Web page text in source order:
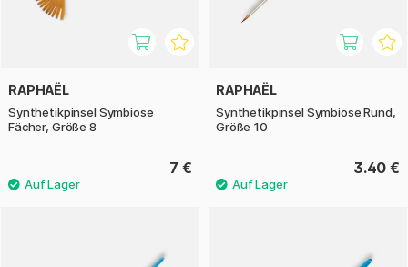
RAPHAËL
Synthetikpinsel Symbiose
Fächer, Größe 8
7 €
RAPHAËL
Synthetikpinsel Symbiose Rund,
Größe 10
3.40 €